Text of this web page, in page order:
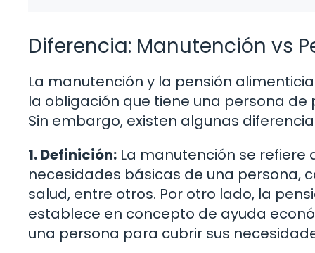
Diferencia: Manutención vs
La manutención y la pensión
la obligación que tiene una persona
Sin embargo, existen algunas
1. Definición: La manutención se
necesidades básicas de una persona,
salud, entre otros. Por otro lado, la
establece en concepto de ayuda
una persona para cubrir sus